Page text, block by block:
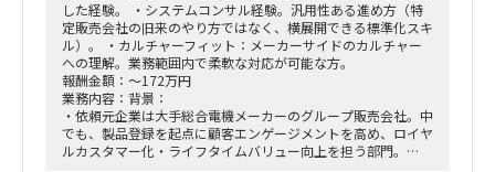
した経験。 ・システムコンサル経験。汎用性ある進め方（特
定販売会社の旧来のやり方ではなく、横展開できる標準化スキ
ル）。 ・カルチャーフィット：メーカーサイドのカルチャー
への理解。業務範囲内で柔軟な対応が可能な方。
報酬金額：～172万円
業務内容：背景：
・依頼元企業は大手総合電機メーカーのグループ販売会社。中
でも、製品登録を起点に顧客エンゲージメントを高め、ロイヤ
ルカスタマー化・ライフタイムバリュー向上を担う部門。